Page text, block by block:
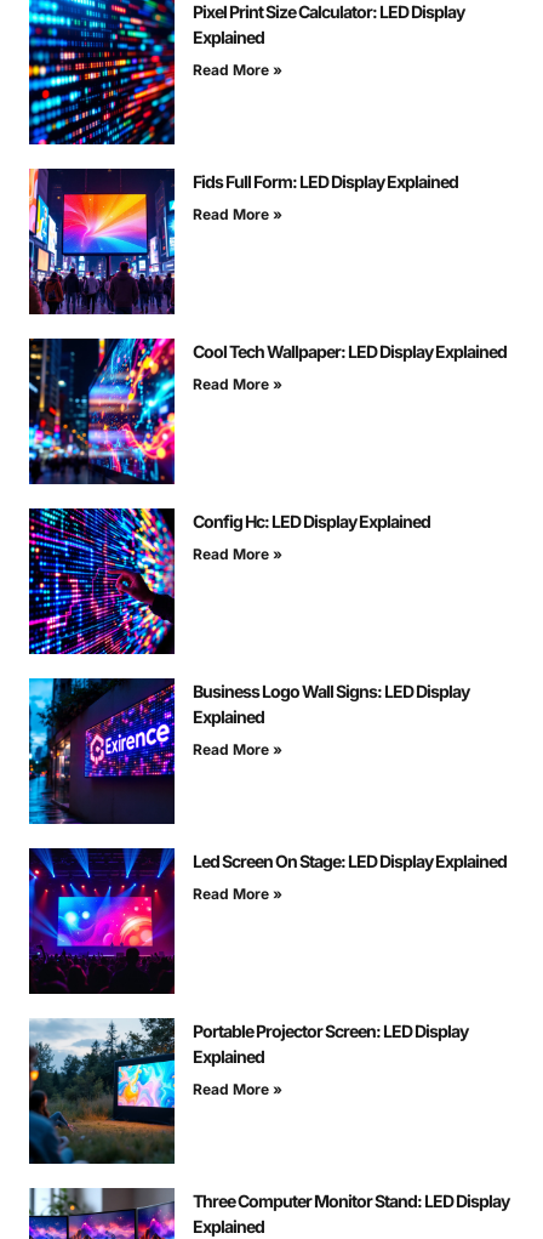
Pixel Print Size Calculator: LED Display
Explained
Read More »
Fids Full Form: LED Display Explained
Read More »
Cool Tech Wallpaper: LED Display Explained
Read More »
Config Hc: LED Display Explained
Read More »
Business Logo Wall Signs: LED Display
Explained
Read More »
Led Screen On Stage: LED Display Explained
Read More »
Portable Projector Screen: LED Display
Explained
Read More »
Three Computer Monitor Stand: LED Display
Explained